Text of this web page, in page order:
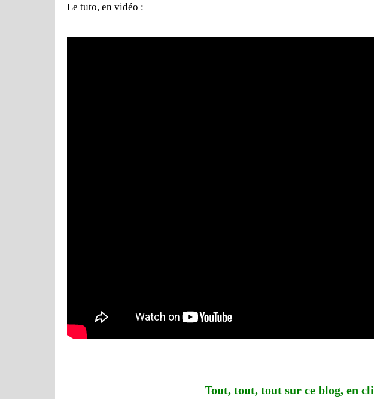
Le tuto, en vidéo :
Tout, tout, tout sur ce blog, en